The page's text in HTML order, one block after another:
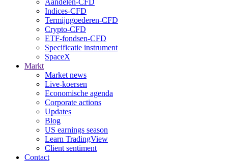
Indices-CFD
Termijngoederen-CFD
Crypto-CFD
ETF-fondsen-CFD
Specificatie instrument
SpaceX
Markt
Market news
Live-koersen
Economische agenda
Corporate actions
Updates
Blog
US earnings season
Learn TradingView
Client sentiment
Contact